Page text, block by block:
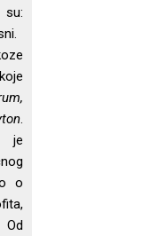
.
je
o